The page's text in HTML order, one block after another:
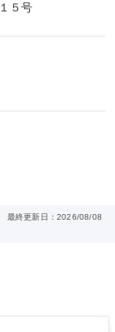
５号
最終更新日：2026/08/08